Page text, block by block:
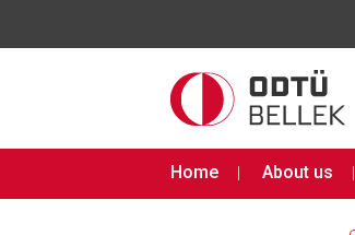
Home About us